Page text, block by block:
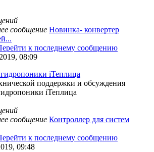
сообщение Новинка- конвертер
к последнему сообщению
08:09
iТеплица
поддержки и обсуждения
iТеплица
сообщение Контроллер для систем
к последнему сообщению
09:48